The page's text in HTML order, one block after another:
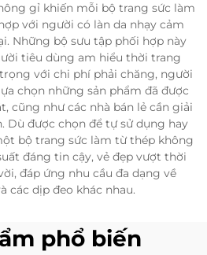
gỉ khiến mỗi bộ trang sức làm
với người có làn da nhạy cảm
Những bộ sưu tập phối hợp này
tiêu dùng am hiểu thời trang
với chi phí phải chăng, người
chọn những sản phẩm đã được
cũng như các nhà bán lẻ cần giải
Dù được chọn để tự sử dụng hay
bộ trang sức làm từ thép không
đáng tin cậy, vẻ đẹp vượt thời
đáp ứng nhu cầu đa dạng về
các dịp đeo khác nhau.
phổ biến